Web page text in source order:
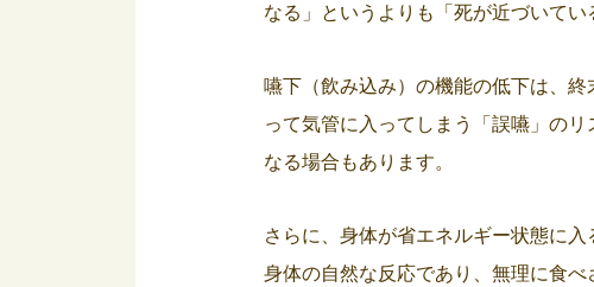
なる」というよりも「死が近づいてい
嚥下（飲み込み）の機能の低下は、
って気管に入ってしまう「誤嚥」の
なる場合もあります。
さらに、身体が省エネルギー状態に
身体の自然な反応であり、無理に食